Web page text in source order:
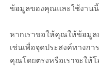
ข้อมูลของคุณและใช้งาน
หากเราขอให้คุณให้ข้อมู
เช่นเพื่อจุดประสงค์ทางก
คุณโดยตรงหรือเราจะให้